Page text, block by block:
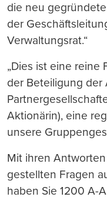
die neu
der
Verwaltungsrat.“
„Dies ist eine reine
der Beteiligung der
Aktionärin), eine
unsere
Mit ihren
gestellten Fragen
haben Sie 1200 A-